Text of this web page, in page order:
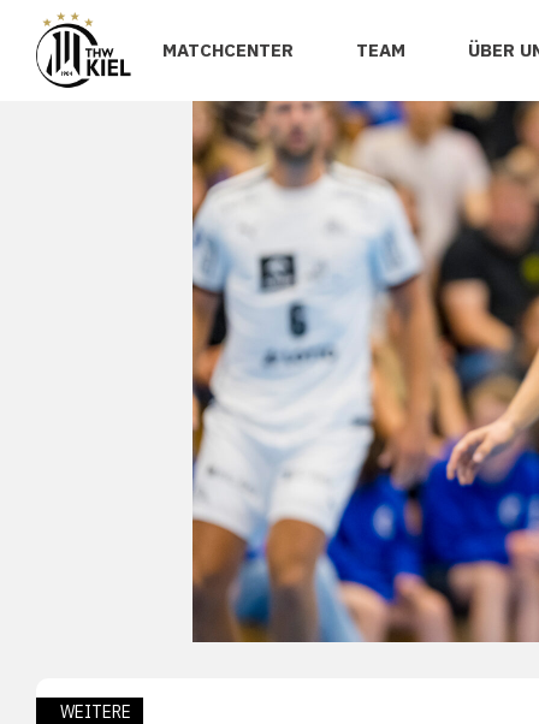
MATCHCENTER TEAM ÜBER
WEITERE